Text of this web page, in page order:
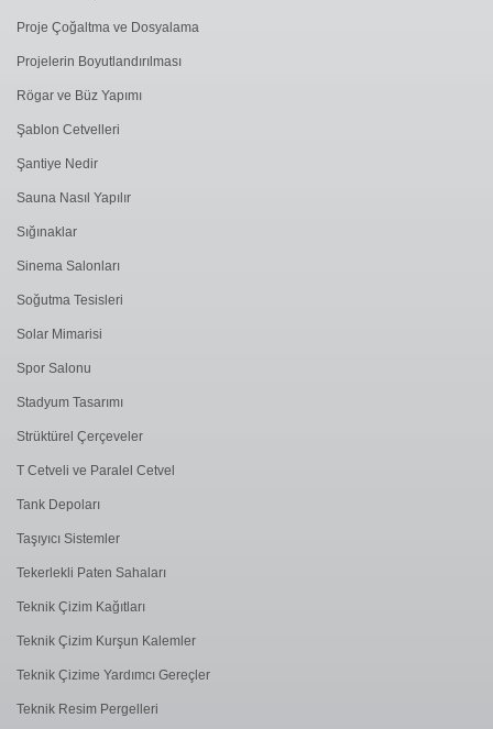
Proje Çoğaltma ve Dosyalama
Projelerin Boyutlandırılması
Rögar ve Büz Yapımı
Şablon Cetvelleri
Şantiye Nedir
Sauna Nasıl Yapılır
Sığınaklar
Sinema Salonları
Soğutma Tesisleri
Solar Mimarisi
Spor Salonu
Stadyum Tasarımı
Strüktürel Çerçeveler
T Cetveli ve Paralel Cetvel
Tank Depoları
Taşıyıcı Sistemler
Tekerlekli Paten Sahaları
Teknik Çizim Kağıtları
Teknik Çizim Kurşun Kalemler
Teknik Çizime Yardımcı Gereçler
Teknik Resim Pergelleri